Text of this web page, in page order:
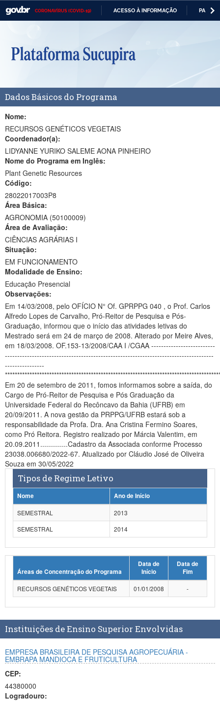
CORONAVÍRUS (COVID-19) ACESSO À INFORMAÇÃO
Casa Civil
Ministério da Defesa
Ministério da Economia
Ministério da Infraestrutura
Ministério da Educação
Ministério da Cidadania
Ministério da Saúde
Ministério da Ciência, Tecnologia, Inovações e Comunicações
Ministério do Meio Ambiente
Ministério do Turismo
Ministério do Desenvolvimento Regional
Controladoria-Geral da União
Ministério da Mulher, da Família e dos Direitos Humanos
Gabinete de Segurança Institucional
Banco Central do Brasil
Dados Básicos do Programa
Nome:
RECURSOS GENÉTICOS VEGETAIS
Coordenador(a):
LIDYANNE YURIKO SALEME AONA PINHEIRO
Nome do Programa em Inglês:
Plant Genetic Resources
Código:
28022017003P8
Área Básica:
AGRONOMIA (50100009)
Área de Avaliação:
CIÊNCIAS AGRÁRIAS I
Situação:
EM FUNCIONAMENTO
Modalidade de Ensino:
Educação Presencial
Observações:
Em 14/03/2008, pelo OFÍCIO N° Of. GPRPPG 040 , o Prof. Carlos
Alfredo Lopes de Carvalho, Pró-Reitor de Pesquisa e Pós-
Graduação, informou que o início das atividades letivas do
Mestrado será em 24 de março de 2008. Alterado por Meire Alves,
em 18/03/2008. OF.153-13/2008/CAA I /CGAA --------------------------
-------------------------------------------------------------------------------------
----------------
Em 20 de setembro de 2011, fomos informamos sobre a saída, do
Cargo de Pró-Reitor de Pesquisa e Pós Graduação da
Universidade Federal do Recôncavo da Bahia (UFRB) em
20/09/2011. A nova gestão da PRPPG/UFRB estará sob a
responsabilidade da Profa. Dra. Ana Cristina Fermino Soares,
como Pró Reitora. Registro realizado por Márcia Valentim, em
20.09.2011..............Cadastro da Associada conforme Processo
23038.006680/2022-67. Atualizado por Cláudio José de Oliveira
Souza em 30/05/2022
Tipos de Regime Letivo
Nome
Ano de Início
SEMESTRAL
2013
SEMESTRAL
2014
Áreas de Concentração do Programa
Data de
Início
Data de
Fim
RECURSOS GENÉTICOS VEGETAIS
01/01/2008 -
Instituições de Ensino Superior Envolvidas
EMPRESA BRASILEIRA DE PESQUISA AGROPECUÁRIA -
EMBRAPA MANDIOCA E FRUTICULTURA
CEP:
44380000
Logradouro: